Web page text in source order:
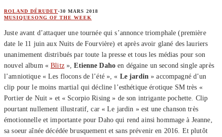
ROLAND DÉRUDET·30 MARS 2018
MUSIQUESONG OF THE WEEK
Juste avant d’attaquer une tournée qui s’annonce triomphale (première
date le 11 juin aux Nuits de Fourvière) et après avoir glané des lauriers
unanimement distribués par toute la presse et tous les médias pour son
nouvel album «Blitz»,Etienne Daho en dégaine un second single après
l’amniotique « Les flocons de l’été », « Le jardin » accompagné d’un
clip pour le moins martial qui décline l’esthétique érotique SM très «
Portier de Nuit » et « Scorpio Rising » de son intrigante pochette. Clip
pourtant nullement illustratif, car « Le jardin » est une chanson très
émotionnelle et importante pour Daho qui rend ainsi hommage à Jeanne,
sa soeur aînée décédée brusquement et sans prévenir en 2016. Et plutôt